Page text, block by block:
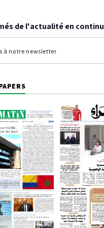
de l'actualité en continu